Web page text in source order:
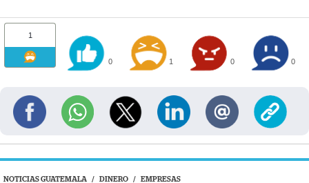
1
0 1 0 0
NOTICIAS GUATEMALA / DINERO / EMPRESAS